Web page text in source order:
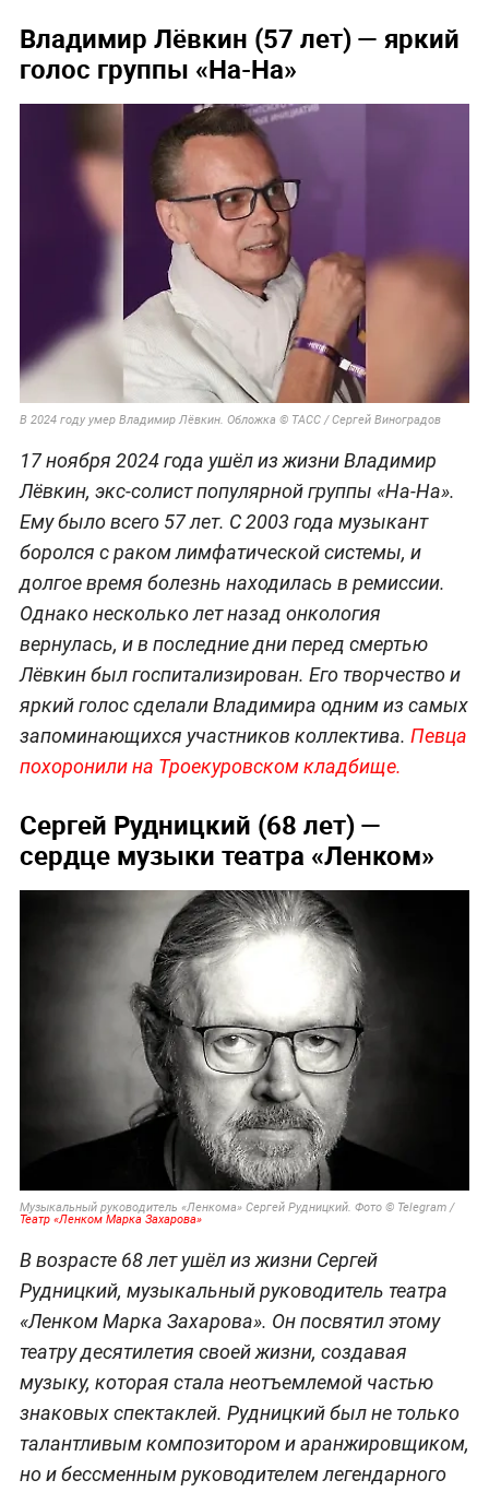
Владимир Лёвкин (57 лет) — яркий
голос группы «На-На»
В 2024 году умер Владимир Лёвкин. Обложка © ТАСС / Сергей Виноградов
17 ноября 2024 года ушёл из жизни Владимир
Лёвкин, экс-солист популярной группы «На-На».
Ему было всего 57 лет. С 2003 года музыкант
боролся с раком лимфатической системы, и
долгое время болезнь находилась в ремиссии.
Однако несколько лет назад онкология
вернулась, и в последние дни перед смертью
Лёвкин был госпитализирован. Его творчество и
яркий голос сделали Владимира одним из самых
запоминающихся участников коллектива. Певца
похоронили на Троекуровском кладбище.
Сергей Рудницкий (68 лет) —
сердце музыки театра «Ленком»
Музыкальный руководитель «Ленкома» Сергей Рудницкий. Фото © Telegram /
Театр «Ленком Марка Захарова»
В возрасте 68 лет ушёл из жизни Сергей
Рудницкий, музыкальный руководитель театра
«Ленком Марка Захарова». Он посвятил этому
театру десятилетия своей жизни, создавая
музыку, которая стала неотъемлемой частью
знаковых спектаклей. Рудницкий был не только
талантливым композитором и аранжировщиком,
но и бессменным руководителем легендарного